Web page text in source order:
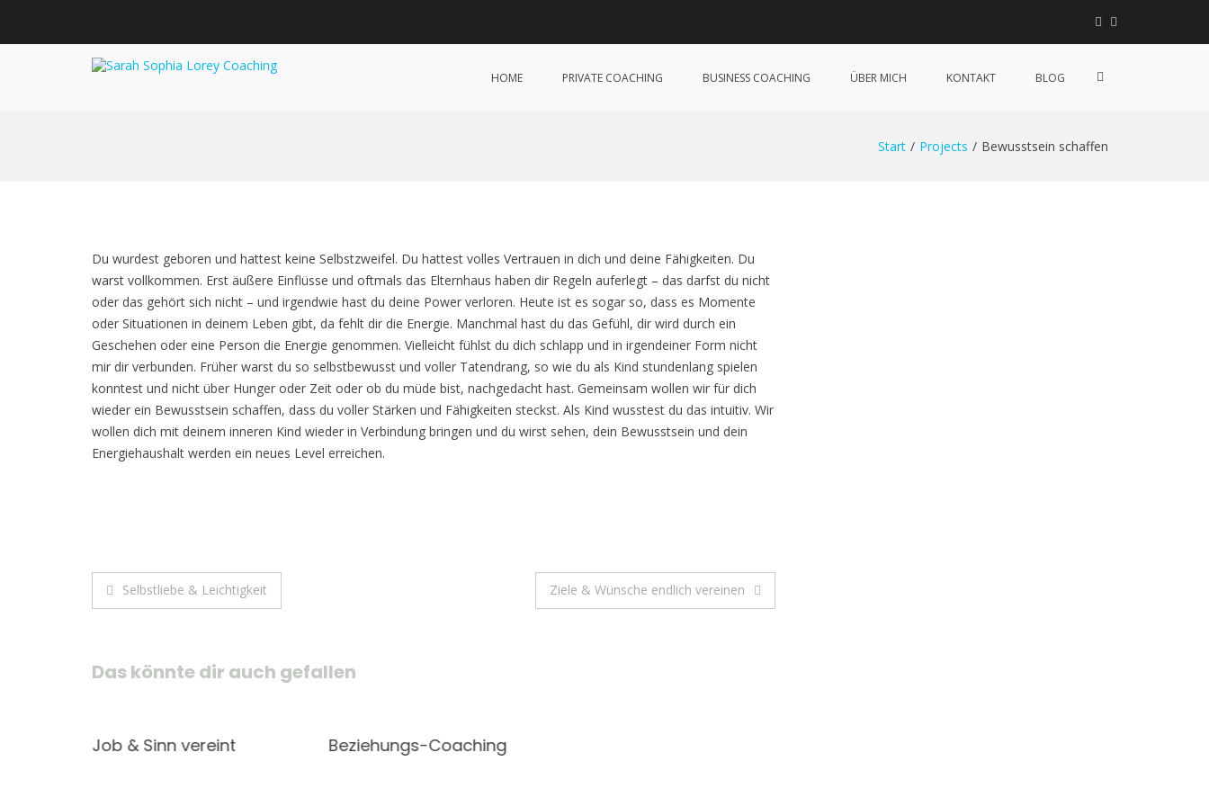
Linkedin
Sarah Sophia Lorey Coaching
Bewusstsein schaffen | Veränderung jetzt!HOME PRIVATE COACHING BUSINESS COACHING ÜBER MICH KONTAKT BLOG
Such-
Start Projects Bewusstsein schaffen
Du wurdest geboren und hattest keine Selbstzweifel. Du hattest volles Vertrauen in dich und deine Fähigkeiten. Du
warst vollkommen. Erst äußere Einflüsse und oftmals das Elternhaus haben dir Regeln auferlegt – das darfst du nicht
oder das gehört sich nicht – und irgendwie hast du deine Power verloren. Heute ist es sogar so, dass es Momente
oder Situationen in deinem Leben gibt, da fehlt dir die Energie. Manchmal hast du das Gefühl, dir wird durch ein
Geschehen oder eine Person die Energie genommen. Vielleicht fühlst du dich schlapp und in irgendeiner Form nicht
mir dir verbunden. Früher warst du so selbstbewusst und voller Tatendrang, so wie du als Kind stundenlang spielen
konntest und nicht über Hunger oder Zeit oder ob du müde bist, nachgedacht hast. Gemeinsam wollen wir für dich
wieder ein Bewusstsein schaffen, dass du voller Stärken und Fähigkeiten steckst. Als Kind wusstest du das intuitiv. Wir
wollen dich mit deinem inneren Kind wieder in Verbindung bringen und du wirst sehen, dein Bewusstsein und dein
Energiehaushalt werden ein neues Level erreichen.
Beitragsnavigation
Selbstliebe & Leichtigkeit Ziele & Wünsche endlich vereinen
Das könnte dir auch gefallen
Job & Sinn vereint Beziehungs-Coaching